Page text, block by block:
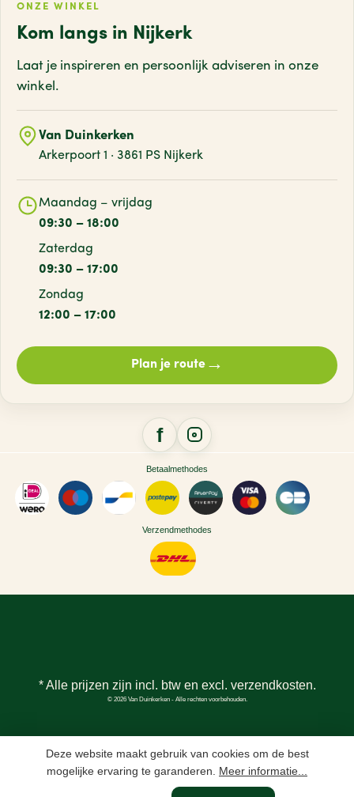
ONZE WINKEL
Kom langs in Nijkerk
Laat je inspireren en persoonlijk adviseren in onze
winkel.
Van Duinkerken
Arkerpoort 1 · 3861 PS Nijkerk
Maandag – vrijdag
09:30 – 18:00
Zaterdag
09:30 – 17:00
Zondag
12:00 – 17:00
Plan je route→
Betaalmethodes
Verzendmethodes
* Alle prijzen zijn incl. btw en excl. verzendkosten.
© 2026 Van Duinkerken - Alle rechten voorbehouden.
Deze website maakt gebruik van cookies om de best
mogelijke ervaring te garanderen. Meer informatie...